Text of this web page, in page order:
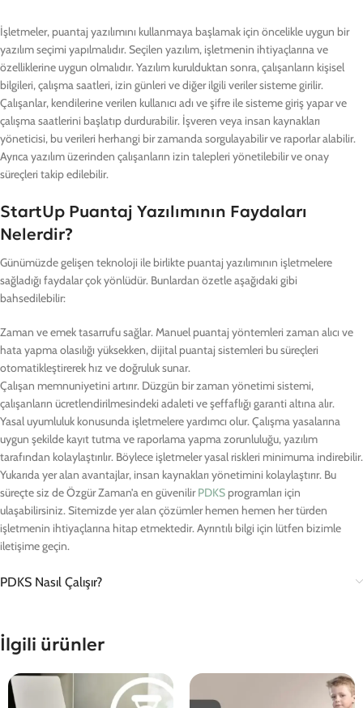
İşletmeler, puantaj yazılımını kullanmaya başlamak için öncelikle uygun bir
yazılım seçimi yapılmalıdır. Seçilen yazılım, işletmenin ihtiyaçlarına ve
özelliklerine uygun olmalıdır. Yazılım kurulduktan sonra, çalışanların kişisel
bilgileri, çalışma saatleri, izin günleri ve diğer ilgili veriler sisteme girilir.
Çalışanlar, kendilerine verilen kullanıcı adı ve şifre ile sisteme giriş yapar ve
çalışma saatlerini başlatıp durdurabilir. İşveren veya insan kaynakları
yöneticisi, bu verileri herhangi bir zamanda sorgulayabilir ve raporlar alabilir.
Ayrıca yazılım üzerinden çalışanların izin talepleri yönetilebilir ve onay
süreçleri takip edilebilir.
StartUp Puantaj Yazılımının Faydaları
Nelerdir?
Günümüzde gelişen teknoloji ile birlikte puantaj yazılımının işletmelere
sağladığı faydalar çok yönlüdür. Bunlardan özetle aşağıdaki gibi
bahsedilebilir:
Zaman ve emek tasarrufu sağlar. Manuel puantaj yöntemleri zaman alıcı ve
hata yapma olasılığı yüksekken, dijital puantaj sistemleri bu süreçleri
otomatikleştirerek hız ve doğruluk sunar.
Çalışan memnuniyetini artırır. Düzgün bir zaman yönetimi sistemi,
çalışanların ücretlendirilmesindeki adaleti ve şeffaflığı garanti altına alır.
Yasal uyumluluk konusunda işletmelere yardımcı olur. Çalışma yasalarına
uygun şekilde kayıt tutma ve raporlama yapma zorunluluğu, yazılım
tarafından kolaylaştırılır. Böylece işletmeler yasal riskleri minimuma indirebilir.
Yukarıda yer alan avantajlar, insan kaynakları yönetimini kolaylaştırır. Bu
süreçte siz de Özgür Zaman’a en güvenilirPDKS programları için
ulaşabilirsiniz. Sitemizde yer alan çözümler hemen hemen her türden
işletmenin ihtiyaçlarına hitap etmektedir. Ayrıntılı bilgi için lütfen bizimle
iletişime geçin.
PDKS Nasıl Çalışır?
İlgili ürünler